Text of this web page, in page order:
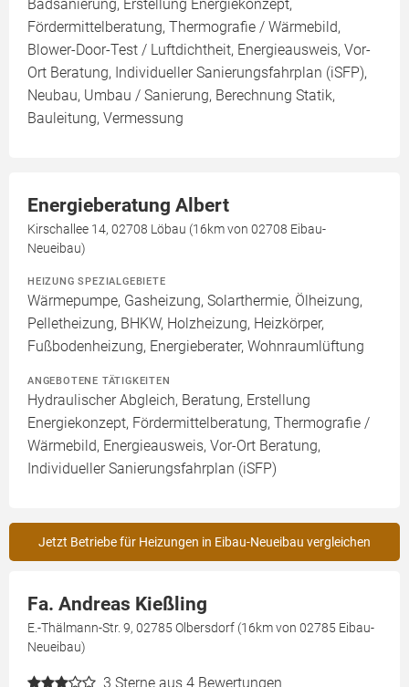
Badsanierung, Erstellung Energiekonzept,
Fördermittelberatung, Thermografie / Wärmebild,
Blower-Door-Test / Luftdichtheit, Energieausweis, Vor-
Ort Beratung, Individueller Sanierungsfahrplan (iSFP),
Neubau, Umbau / Sanierung, Berechnung Statik,
Bauleitung, Vermessung
Energieberatung Albert
Kirschallee 14, 02708 Löbau (16km von 02708 Eibau-
Neueibau)
HEIZUNG SPEZIALGEBIETE
Wärmepumpe, Gasheizung, Solarthermie, Ölheizung,
Pelletheizung, BHKW, Holzheizung, Heizkörper,
Fußbodenheizung, Energieberater, Wohnraumlüftung
ANGEBOTENE TÄTIGKEITEN
Hydraulischer Abgleich, Beratung, Erstellung
Energiekonzept, Fördermittelberatung, Thermografie /
Wärmebild, Energieausweis, Vor-Ort Beratung,
Individueller Sanierungsfahrplan (iSFP)
Jetzt Betriebe für Heizungen in Eibau-Neueibau vergleichen
Fa. Andreas Kießling
E.-Thälmann-Str. 9, 02785 Olbersdorf (16km von 02785 Eibau-
Neueibau)
3 Sterne aus 4 Bewertungen